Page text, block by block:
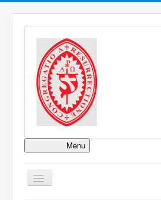
Menu
TPL_PROTOSTAR_TOGGLE_MENU